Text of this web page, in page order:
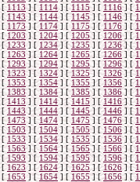
[1113 ] [ 1114] [1115] [ 1116] [
[1143] [1144] [1145] [ 1146] [
[ 1173] [1174 ] [ 1175] [1176 ] [
[1203] [1204] [1205] [1206] [
[1233 ] [ 1234] [1235 ] [ 1236] [
[ 1263] [ 1264 ] [1265] [1266 ] [
[1293 ] [1294 ] [1295 ] [1296] [
[1323 ] [ 1324] [1325] [1326] [
[1353 ] [1354] [ 1355] [1356] [
[ 1383] [1384] [1385] [ 1386] [
[1413 ] [ 1414] [1415] [ 1416] [
[ 1443] [ 1444] [ 1445] [1446 ] [
[1473 ] [1474 ] [ 1475 ] [1476] [
[1503] [ 1504] [1505] [1506] [
[1533 ] [1534] [ 1535] [ 1536] [
[1563] [1564] [1565] [ 1566] [
[1593 ] [ 1594] [1595] [1596] [
[1623 ] [ 1624] [1625 ] [1626] [
[1653 ] [1654 ] [1655 ] [1656] [